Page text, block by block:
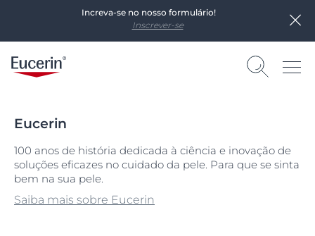
Increva-se no nosso formulário!
Inscrever-se
Eucerin
100 anos de história dedicada à ciência e inovação de
soluções eficazes no cuidado da pele. Para que se sinta
bem na sua pele.
Saiba mais sobre Eucerin